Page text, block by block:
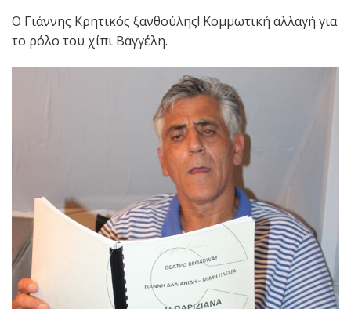
Ο Γιάννης Κρητικός ξανθούλης! Κομμωτική αλλαγή για
το ρόλο του χίπι Βαγγέλη.